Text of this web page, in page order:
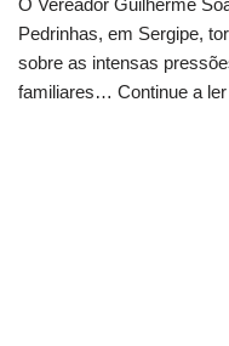
O Vereador Guilherme
Pedrinhas, em Sergipe,
sobre as intensas
familiares… Continue a